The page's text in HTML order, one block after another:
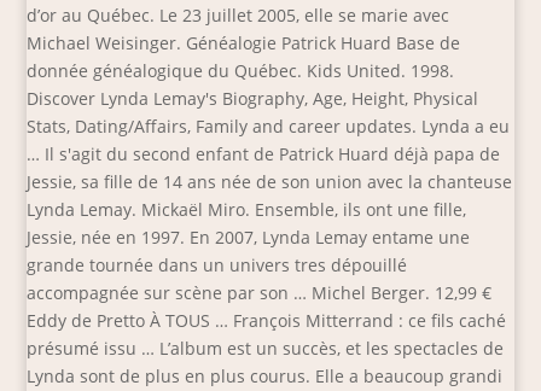
d’or au Québec. Le 23 juillet 2005, elle se marie avec
Michael Weisinger. Généalogie Patrick Huard Base de
donnée généalogique du Québec. Kids United. 1998.
Discover Lynda Lemay's Biography, Age, Height, Physical
Stats, Dating/Affairs, Family and career updates. Lynda a eu
… Il s'agit du second enfant de Patrick Huard déjà papa de
Jessie, sa fille de 14 ans née de son union avec la chanteuse
Lynda Lemay. Mickaël Miro. Ensemble, ils ont une fille,
Jessie, née en 1997. En 2007, Lynda Lemay entame une
grande tournée dans un univers tres dépouillé
accompagnée sur scène par son … Michel Berger. 12,99 €
Eddy de Pretto À TOUS … François Mitterrand : ce fils caché
présumé issu … L’album est un succès, et les spectacles de
Lynda sont de plus en plus courus. Elle a beaucoup grandi